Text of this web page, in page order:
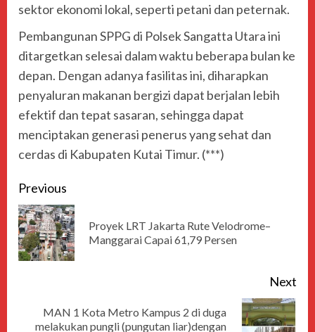
sektor ekonomi lokal, seperti petani dan peternak.
​Pembangunan SPPG di Polsek Sangatta Utara ini
ditargetkan selesai dalam waktu beberapa bulan ke
depan. Dengan adanya fasilitas ini, diharapkan
penyaluran makanan bergizi dapat berjalan lebih
efektif dan tepat sasaran, sehingga dapat
menciptakan generasi penerus yang sehat dan
cerdas di Kabupaten Kutai Timur. (***)
Previous
Proyek LRT Jakarta Rute Velodrome–
Manggarai Capai 61,79 Persen
Next
MAN 1 Kota Metro Kampus 2 di duga
melakukan pungli (pungutan liar)dengan